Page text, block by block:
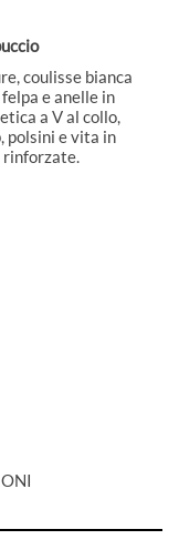
coulisse bianca
e anelle in
a V al collo,
polsini e vita in